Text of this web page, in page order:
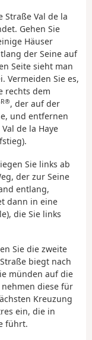
Straße Val de la
Gehen Sie
Häuser
der Seine auf
Seite sieht man
Vermeiden Sie es,
rechts dem
, der auf der
und entfernen
de la Haye
Sie links ab
der zur Seine
entlang,
dann in eine
die Sie links
Sie die zweite
biegt nach
münden auf die
diese für
Kreuzung
ein, die in
führt.